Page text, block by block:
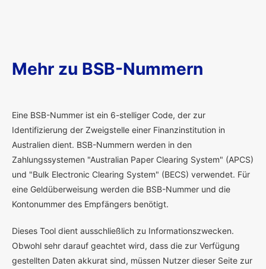
Mehr zu BSB-Nummern
Eine BSB-Nummer ist ein 6-stelliger Code, der zur
Identifizierung der Zweigstelle einer Finanzinstitution in
Australien dient. BSB-Nummern werden in den
Zahlungssystemen "Australian Paper Clearing System" (APCS)
und "Bulk Electronic Clearing System" (BECS) verwendet. Für
eine Geldüberweisung werden die BSB-Nummer und die
Kontonummer des Empfängers benötigt.
Dieses Tool dient ausschließlich zu Informationszwecken.
Obwohl sehr darauf geachtet wird, dass die zur Verfügung
gestellten Daten akkurat sind, müssen Nutzer dieser Seite zur